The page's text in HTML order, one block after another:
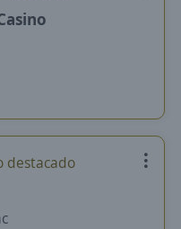
destacado